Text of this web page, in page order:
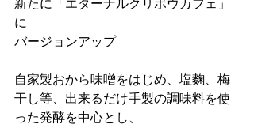
新たに「エターナルクリボウカフェ」
に
バージョンアップ
自家製おから味噌をはじめ、塩麴、梅
干し等、出来るだけ手製の調味料を使
った発酵を中心とし、